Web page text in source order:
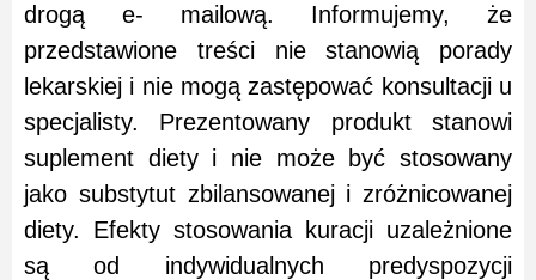
drogą e- mailową. Informujemy, że
przedstawione treści nie stanowią porady
lekarskiej i nie mogą zastępować konsultacji u
specjalisty. Prezentowany produkt stanowi
suplement diety i nie może być stosowany
jako substytut zbilansowanej i zróżnicowanej
diety. Efekty stosowania kuracji uzależnione
są od indywidualnych predyspozycji